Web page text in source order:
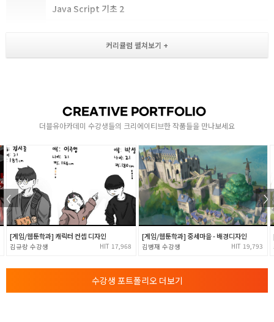
Java Script 기초 2
- 주요 구문 사용하기, 함수, 배열
- 배열 메소드 ( reduce(), find(), filter(), map() )
- 배열 메소드 2 ( reduce(), find(), filter(), map() )
- 이벤트 다루기
4
Java Script 활용 2
- DOM 선택하기 및 함수들
- 배열 메소드 3 ( reduce(), find(), filter(), map() )
- 객체 다루기
- 이벤트 다루기
- DOM 조작 및 함수들
CREATIVE PORTFOLIO
더블유아카데미 수강생들의 크리에이티브한 작품들을 만나보세요
[게임/웹툰학과] 캐릭터 컨셉 디자인
김규랑 17,968
[게임/웹툰학과] 중세마을 - 배경디자인
김병재 19,793
수강생 포트폴리오 더보기